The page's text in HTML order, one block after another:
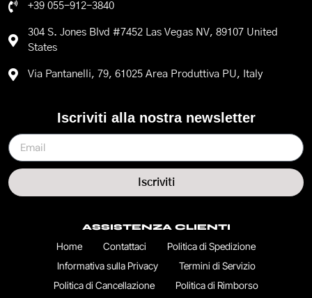
+39 055-912-3840
304 S. Jones Blvd #7452 Las Vegas NV, 89107 United
States
Via Pantanelli, 79, 61025 Area Produttiva PU, Italy
ASSISTENZA CLIENTI
Home Contattaci
Politica di Spedizione
Informativa sulla Privacy
Termini di Servizio
Politica di Cancellazione
Politica di Rimborso
Iscriviti alla nostra newsletter
Iscriviti